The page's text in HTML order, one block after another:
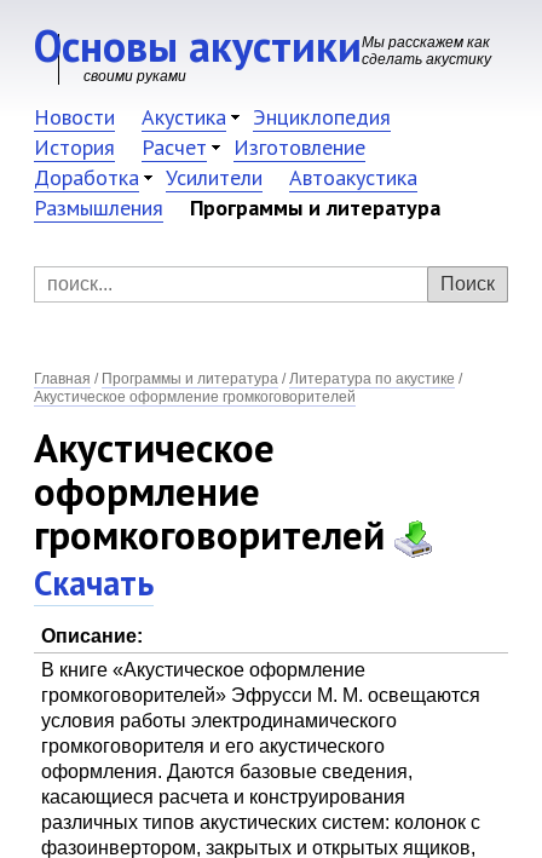
Основы акустикиМы расскажем как
сделать акустику
своими руками
Новости Акустика
Энциклопедия
История
Расчет
Изготовление
Доработка
Усилители
Автоакустика
Размышления
Программы и литература
Главная / Программы и литература / Литература по акустике /
Акустическое оформление громкоговорителей
Акустическое
оформление
громкоговорителей
Скачать
Описание:
В книге «Акустическое оформление
громкоговорителей» Эфрусси М. М. освещаются
условия работы электродинамического
громкоговорителя и его акустического
оформления. Даются базовые сведения,
касающиеся расчета и конструирования
различных типов акустических систем: колонок с
фазоинвертором, закрытых и открытых ящиков,